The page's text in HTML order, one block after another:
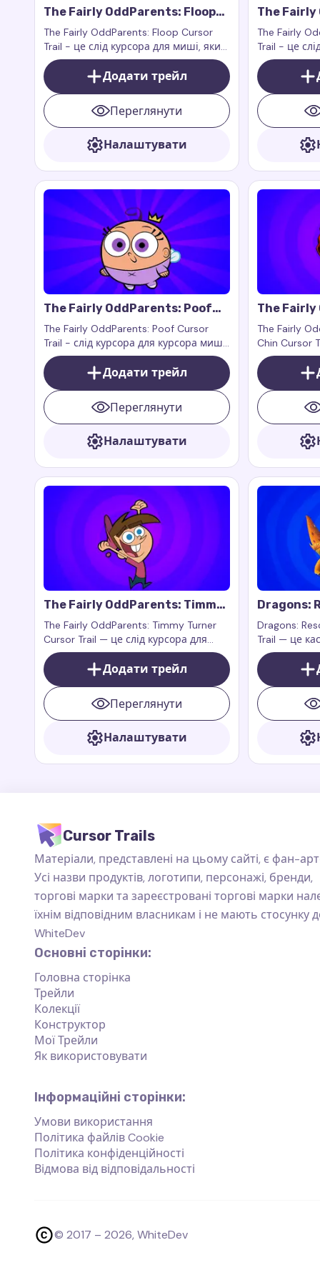
The Fairly OddParents: Floop
Cursor Trail
The Fairly OddParents: Floop Cursor
Trail - це слід курсора для миші, який
додає грайливий і фантастичний
стиль до вашого браузера
Додати трейл
Переглянути
Налаштувати
The Fairly
Cursor
The Fairly
Trail - це
додає
вашого
The Fairly OddParents: Poof
Cursor Trail
The Fairly OddParents: Poof Cursor
Trail - слід курсора для курсора миші,
який додає веселий і милий слід,
натхненний маленьким фейком
Пуфом із культового мультсеріалу.
Додати трейл
Переглянути
Налаштувати
The Fairly
Crimson
The Fairly
Chin Cursor
миші, який
нотку
вашого
The Fairly OddParents: Timmy
Turner Cursor Trail
The Fairly OddParents: Timmy Turner
Cursor Trail — це слід курсора для
миші, який додає енергію, веселощі
та чарівність вашого браузера.
Додати трейл
Переглянути
Налаштувати
Dragons:
Zeppla
Dragons:
Trail — це
натхнений
шоу
Cursor Trails
Матеріали, представлені на цьому сайті, є фан-
Усі назви продуктів, логотипи, персонажі, бренди,
торгові марки та зареєстровані торгові марки
їхнім відповідним власникам і не мають стосунку
WhiteDev
Основні сторінки:
Головна сторінка
Трейли
Колекції
Конструктор
Мої Трейли
Як використовувати
Інформаційні сторінки:
Умови використання
Політика файлів Cookie
Політика конфіденційності
Відмова від відповідальності
© 2017 – 2026, WhiteDev